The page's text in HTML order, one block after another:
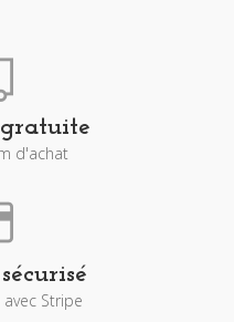
d'achat
Stripe